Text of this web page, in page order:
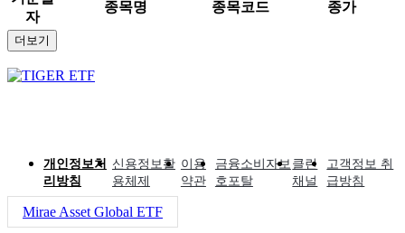
자
종목명 종목코드 종가
더보기
개인정보처
리방침
신용정보활
용체제
이용
약관
금융소비자보
호포탈
클린
채널
고객정보 취
급방침
Mirae Asset Global ETF